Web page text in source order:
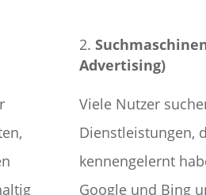
Advertising)
Viele Nutzer
Dienstleistungen,
kennengelernt
Google und Bing